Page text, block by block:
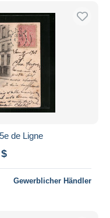
de Ligne
Gewerblicher Händler